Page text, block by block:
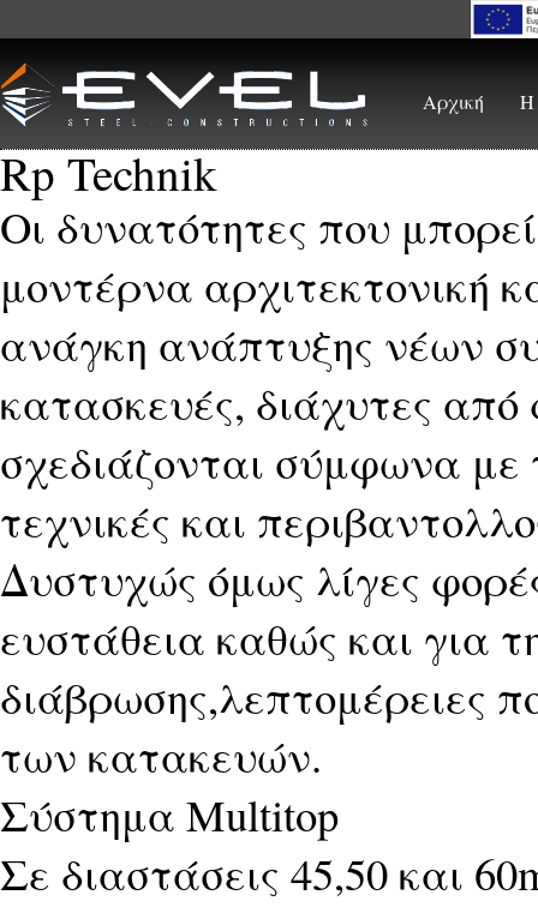
Αρχική Η
Rp Technik
Οι δυνατότητες που
μοντέρνα αρχιτεκτονική
ανάγκη ανάπτυξης νέων
κατασκευές, διάχυτες
σχεδιάζονται σύμφωνα με
τεχνικές και
Δυστυχώς όμως λίγες
ευστάθεια καθώς και για
διάβρωσης,λεπτομέρειες
των κατακευών.
Σύστημα Multitop
Σε διαστάσεις 45,50 και